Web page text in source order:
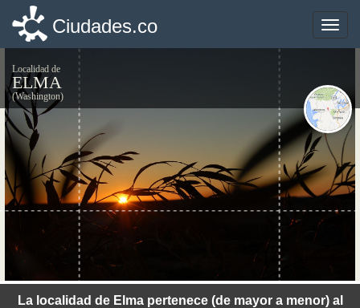
Toggle
Ciudades.co
Localidad de
ELMA
(Washington)
La localidad de Elma pertenece (de mayor a menor) al
Toggle
Ciudades.co